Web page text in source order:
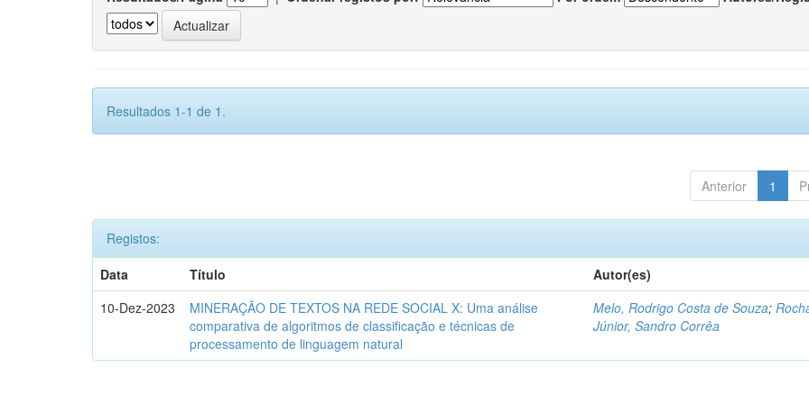
Resultados 1-1 de 1.
Anterior 1
Registos:
Data
Título
Autor(es)
10-Dez-2023
MINERAÇÃO DE TEXTOS NA REDE SOCIAL X: Uma análise
comparativa de algoritmos de classificação e técnicas de
processamento de linguagem natural
Melo, Rodrigo Costa de Souza;
Júnior, Sandro Corrêa